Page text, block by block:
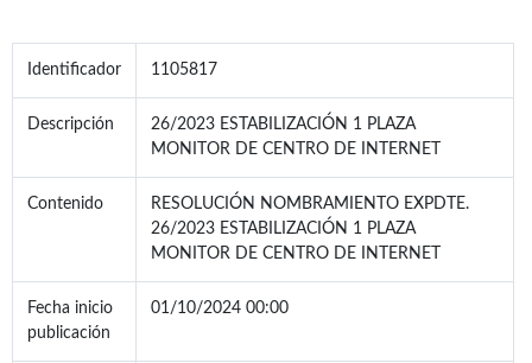
Identificador 1105817
Descripción
26/2023 ESTABILIZACIÓN 1 PLAZA
MONITOR DE CENTRO DE INTERNET
Contenido
RESOLUCIÓN NOMBRAMIENTO EXPDTE.
26/2023 ESTABILIZACIÓN 1 PLAZA
MONITOR DE CENTRO DE INTERNET
Fecha inicio
publicación
01/10/2024 00:00